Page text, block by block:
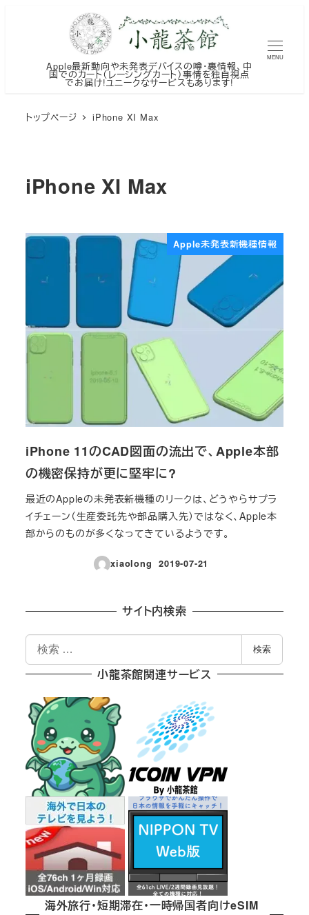
Apple最新動向や未発表デバイスの噂・裏情報、中
国でのカート（レーシングカート）事情を独自視点
でお届け!ユニークなサービスもあります!
MENU
トップページ iPhone XI Max
iPhone XI Max
Apple未発表新機種情報
iPhone 11のCAD図面の流出で、Apple本部
の機密保持が更に堅牢に?
最近のAppleの未発表新機種のリークは、どうやらサプラ
イチェーン（生産委託先や部品購入先）ではなく、Apple本
部からのものが多くなってきているようです。
xiaolong
投稿日
2019-07-21
サイト内検索
検
索
検索
小龍茶館関連サービス
海外旅行・短期滞在・一時帰国者向けeSIM